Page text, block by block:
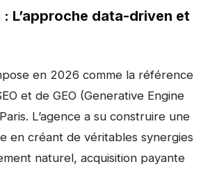
: L’approche data-driven et
en 2026 comme la référence
et de GEO (Generative Engine
L’agence a su construire une
en créant de véritables synergies
naturel, acquisition payante